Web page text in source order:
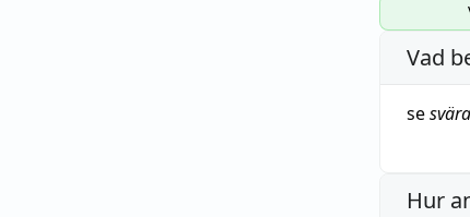
Vad
sesvära
Hur